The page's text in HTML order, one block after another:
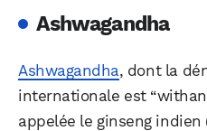
Ashwagandha
Ashwagandha, dont la
internationale est
appelée le ginseng indien